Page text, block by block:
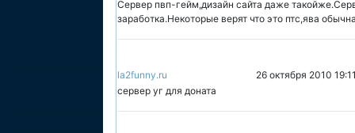
Сервер пвп-гейм,дизайн сайта даже
заработка.Некоторые верят что это птс,ява
la2funny.ru
26 октября 2010
сервер уг для доната